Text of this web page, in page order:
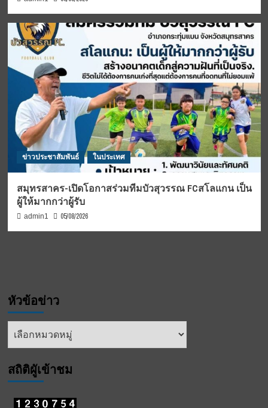
ข่าวประชาสัมพันธ์ ในประเทศ
สมุทรสาคร-เปิดโอกาสร่วมทีมบัวสุวรรณ FCสโลแกน เป็น
ผู้ให้มากกว่าผู้รับ
admin1 05/08/2026
หัวข้อข่าว
หัวข้อ
สถิติผูัเข้าชม